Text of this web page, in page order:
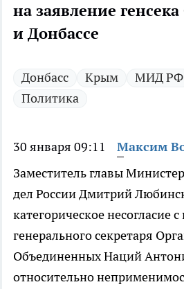
на заявление
и Донбассе
Донбасс Крым МИД РФ
Политика
30 января 09:11
Максим
Заместитель главы
дел России Дмитрий
категорическое несогласие
генерального секретаря
Объединенных Наций
относительно